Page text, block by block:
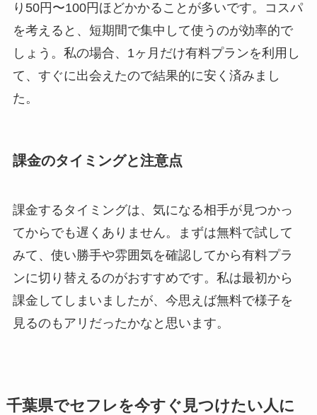
り50円〜100円ほどかかることが多いです。コスパ
を考えると、短期間で集中して使うのが効率的で
しょう。私の場合、1ヶ月だけ有料プランを利用し
て、すぐに出会えたので結果的に安く済みまし
た。
課金のタイミングと注意点
課金するタイミングは、気になる相手が見つかっ
てからでも遅くありません。まずは無料で試して
みて、使い勝手や雰囲気を確認してから有料プラ
ンに切り替えるのがおすすめです。私は最初から
課金してしまいましたが、今思えば無料で様子を
見るのもアリだったかなと思います。
千葉県でセフレを今すぐ見つけたい人に